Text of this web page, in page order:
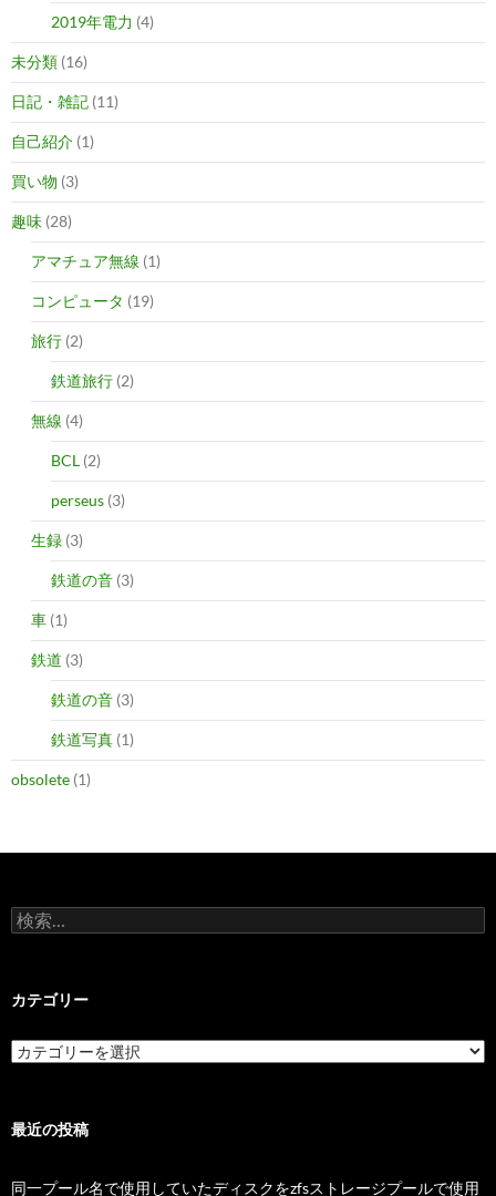
2019年電力 (4)
未分類 (16)
日記・雑記 (11)
自己紹介 (1)
買い物 (3)
趣味 (28)
アマチュア無線 (1)
コンピュータ (19)
旅行 (2)
鉄道旅行 (2)
無線 (4)
BCL (2)
perseus (3)
生録 (3)
鉄道の音 (3)
車 (1)
鉄道 (3)
鉄道の音 (3)
鉄道写真 (1)
obsolete (1)
検
索:
カテゴリー
カ
テ
ー
最近の投稿
同一プール名で使用していたディスクをzfsストレージプールで使用